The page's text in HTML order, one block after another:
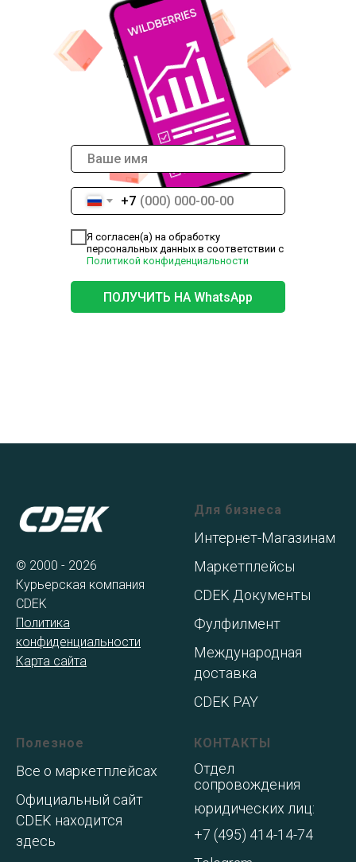
+7
Я согласен(а) на обработку
персональных данных в соответствии с
Политикой конфиденциальности
ПОЛУЧИТЬ НА WhatsApp
© 2000 - 2026
Курьерская компания
CDEK
Политика
конфиденциальности
Карта сайта
Для бизнеса
Интернет-Магазинам
Маркетплейсы
CDEK Документы
Фулфилмент
Международная
доставка
CDEK PAY
Полезное
Все о маркетплейсах
Официальный сайт
CDEK находится
здесь
КОНТАКТЫ
Отдел
сопровождения
юридических лиц:
+7 (495) 414-14-74